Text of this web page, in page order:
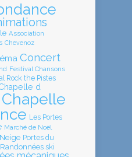
Association
Chevenoz
Concert
Festival Chansons
Rock the Pistes
Chapelle d
Chapelle
Les Portes
Marché de Noël
Neige Portes du
Randonnées ski